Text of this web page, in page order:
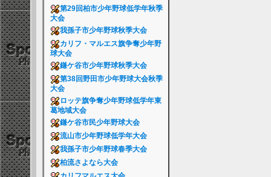
第29回柏市少年野球低学年秋季
大会
我孫子市少年野球秋季大会
カリフ・マルエス旗争奪少年野
球大会
鎌ケ谷市少年野球秋季大会
第38回野田市少年野球大会秋季
大会
ロッテ旗争奪少年野球低学年東
葛地域大会
鎌ケ谷市民少年野球大会
流山市少年野球低学年大会
我孫子市少年野球春季大会
柏流さよなら大会